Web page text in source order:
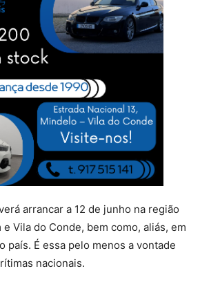
arrancar a 12 de junho na região
Vila do Conde, bem como, aliás, em
país. É essa pelo menos a vontade
nacionais.